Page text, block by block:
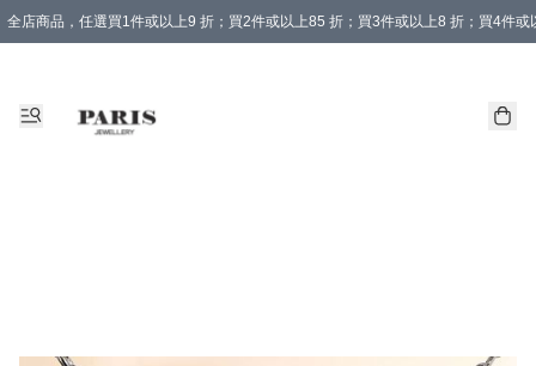
全店商品，任選買1件或以上9 折；買2件或以上85 折；買3件或以上8 折；買4件或